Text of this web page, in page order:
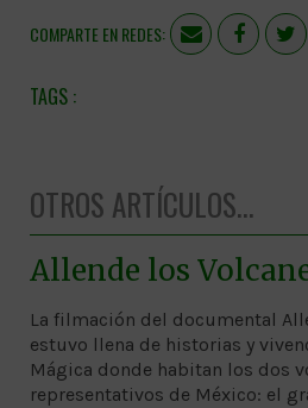
COMPARTE EN REDES:
OTROS ARTÍCULOS...
Allende los
La filmación del documental
estuvo llena de historias y
Mágica donde habitan los dos
representativos de México: el